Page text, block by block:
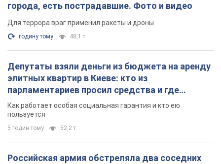
города, есть пострадавшие. Фото и видео
Для террора враг применил ракеты и дроны
годину тому 48,1 т.
Депутаты взяли деньги из бюджета на аренду
элитных квартир в Киеве: кто из
парламентариев просил средства и где
поселился
Как работает особая социальная гарантия и кто ею
пользуется
5 годин тому 52,2 т.
Российская армия обстреляла два соседних